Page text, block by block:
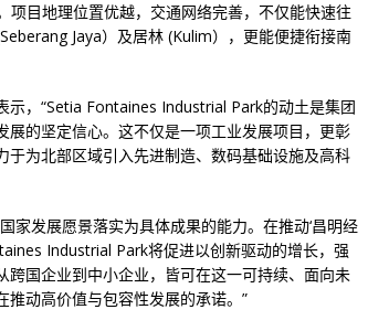
项目地理位置优越，交通网络完善，不仅能快速往
Jaya）及居林 (Kulim），更能便捷衔接南
示，“Setia Fontaines Industrial Park的动土是集团
的坚定信心。这不仅是一项工业发展项目，更彰
于为北部区域引入先进制造、数码基础设施及高科
家发展愿景落实为具体成果的能力。在推动‘昌明经
Industrial Park将促进以创新驱动的增长，强
国企业到中小企业，皆可在这一可持续、面向未
动高价值与包容性发展的承诺。”